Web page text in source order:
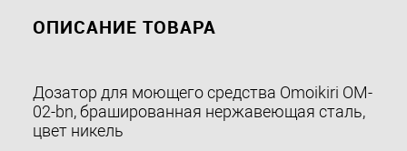
ОПИСАНИЕ ТОВАРА
Дозатор для моющего средства Omoikiri OM-
02-bn, брашированная нержавеющая сталь,
цвет никель